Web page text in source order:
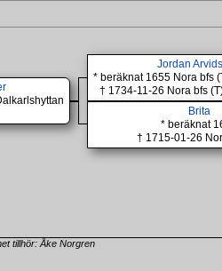
Jordan
* beräknat 1655 Nora bfs
† 1734-11-26 Nora bfs
Brita
* beräknat
† 1715-01-26
tillhör: Åke Norgren